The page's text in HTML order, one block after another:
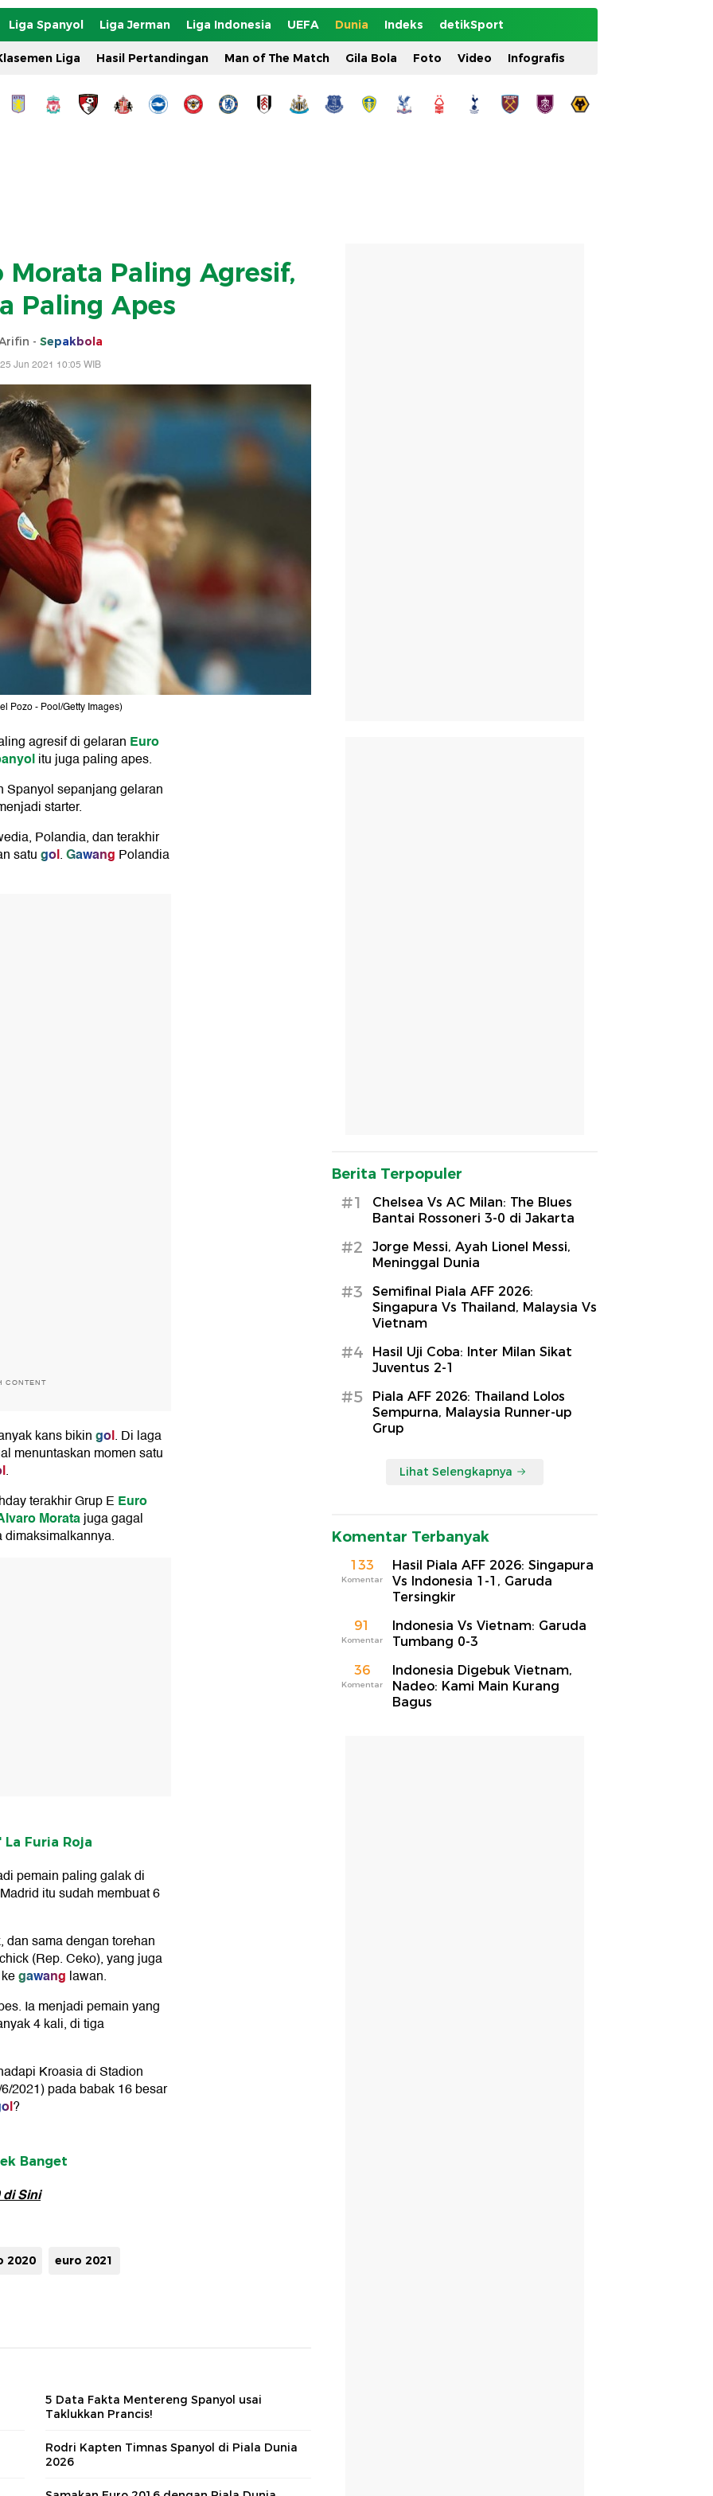
Liga Spanyol Liga Jerman Liga Indonesia UEFA Dunia Indeks detikSport
Liga Hasil Pertandingan Man of The Match Gila Bola Foto Video Infografis
Morata Paling Agresif,
Paling Apes
- Sepakbola
Jun 2021 10:05 WIB
Pozo - Pool/Getty Images)
agresif di gelaran Euro
itu juga paling apes.
Spanyol sepanjang gelaran
starter.
Polandia, dan terakhir
satugol.Gawang Polandia
CONTENT
kans bikingol. Di laga
menuntaskan momen satu
.
terakhir Grup E Euro
Moratajuga gagal
dimaksimalkannya.
Furia Roja
pemain paling galak di
itu sudah membuat 6
dan sama dengan torehan
(Rep. Ceko), yang juga
gawang lawan.
Ia menjadi pemain yang
4 kali, di tiga
Kroasia di Stadion
2021) pada babak 16 besar
?
Banget
Sini
2020 euro 2021
5 Data Fakta Mentereng Spanyol usai
Taklukkan Prancis!
Rodri Kapten Timnas Spanyol di Piala Dunia
2026
Berita Terpopuler
#1
Chelsea Vs AC Milan: The Blues
Bantai Rossoneri 3-0 di Jakarta
#2
Jorge Messi, Ayah Lionel Messi,
Meninggal Dunia
#3
Semifinal Piala AFF 2026:
Singapura Vs Thailand, Malaysia Vs
Vietnam
#4
Hasil Uji Coba: Inter Milan Sikat
Juventus 2-1
#5
Piala AFF 2026: Thailand Lolos
Sempurna, Malaysia Runner-up
Grup
Lihat Selengkapnya
Komentar Terbanyak
133
Komentar
Hasil Piala AFF 2026: Singapura
Vs Indonesia 1-1, Garuda
Tersingkir
91
Komentar
Indonesia Vs Vietnam: Garuda
Tumbang 0-3
36
Komentar
Indonesia Digebuk Vietnam,
Nadeo: Kami Main Kurang
Bagus